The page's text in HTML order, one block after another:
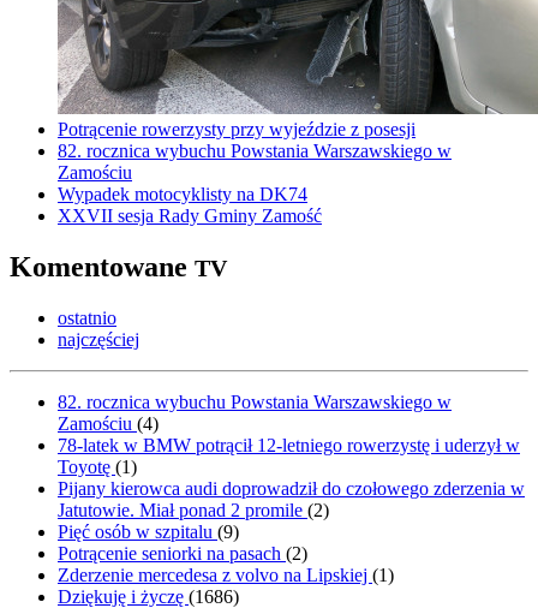
Potrącenie rowerzysty przy wyjeździe z posesji
82. rocznica wybuchu Powstania Warszawskiego w
Zamościu
Wypadek motocyklisty na DK74
XXVII sesja Rady Gminy Zamość
Komentowane TV
ostatnio
najczęściej
82. rocznica wybuchu Powstania Warszawskiego w
Zamościu (4)
78-latek w BMW potrącił 12-letniego rowerzystę i uderzył w
Toyotę (1)
Pijany kierowca audi doprowadził do czołowego zderzenia w
Jatutowie. Miał ponad 2 promile (2)
Pięć osób w szpitalu (9)
Potrącenie seniorki na pasach (2)
Zderzenie mercedesa z volvo na Lipskiej (1)
Dziękuję i życzę (1686)